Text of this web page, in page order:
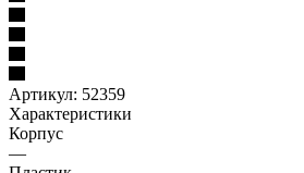
Артикул: 52359
Характеристики
Корпус
—